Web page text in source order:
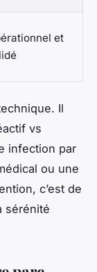
et
Il
vs
infection par
ou une
c’est de
sérénité